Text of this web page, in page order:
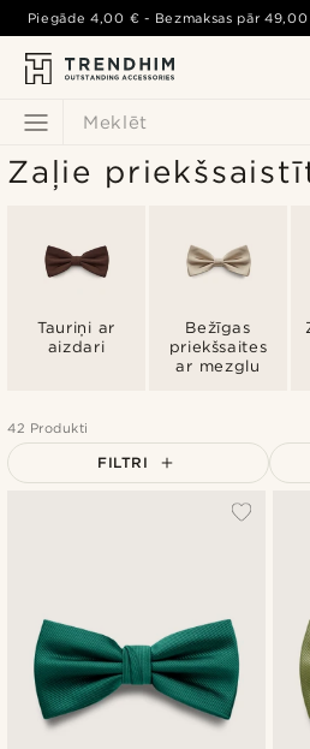
Meklēt
Piegāde4,00 € - Bezmaksas pār
Zaļie
Tauriņi ar
aizdari
Bežīgas
priekšsaites
ar mezglu
42 Produkti
FILTRI